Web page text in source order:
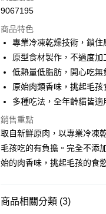
ATM付款
運送方式
宅配
每筆NT$100，滿NT$888(含
9067195
商品特色
專業冷凍乾燥技術，鎖住
原型食材製作，不過度加
低熱量低脂肪，開心吃無
原始肉類香味，挑起毛孩
多種吃法，全年齡貓皆適
銷售重點
取自新鮮原肉，以專業冷凍
毛孩吃的有負擔。完全不添
始的肉香味，挑起毛孩的食
商品相關分類 (3)